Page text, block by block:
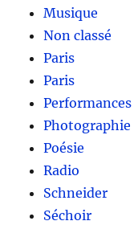
Musique
Non classé
Paris
Paris
Performances
Photographie
Poésie
Radio
Schneider
Séchoir